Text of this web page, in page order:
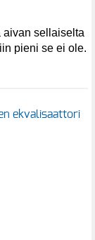
aivan sellaiselta
pieni se ei ole.
ekvalisaattori